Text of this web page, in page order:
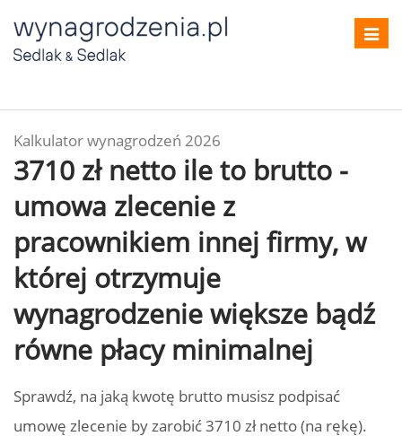
Kalkulator wynagrodzeń 2026
3710 zł netto ile to brutto -
umowa zlecenie z
pracownikiem innej firmy, w
której otrzymuje
wynagrodzenie większe bądź
równe płacy minimalnej
Sprawdź, na jaką kwotę brutto musisz podpisać
umowę zlecenie by zarobić 3710 zł netto (na rękę).